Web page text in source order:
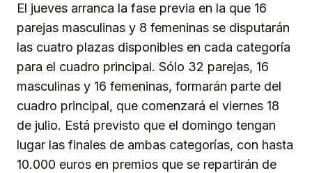
El jueves arranca la fase previa en la que 16
parejas masculinas y 8 femeninas se disputarán
las cuatro plazas disponibles en cada categoría
para el cuadro principal. Sólo 32 parejas, 16
masculinas y 16 femeninas, formarán parte del
cuadro principal, que comenzará el viernes 18
de julio. Está previsto que el domingo tengan
lugar las finales de ambas categorías, con hasta
10.000 euros en premios que se repartirán de